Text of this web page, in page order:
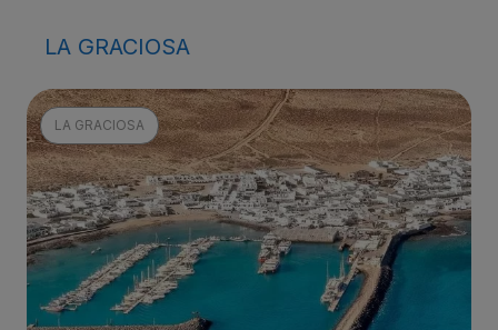
LA GRACIOSA
LA GRACIOSA